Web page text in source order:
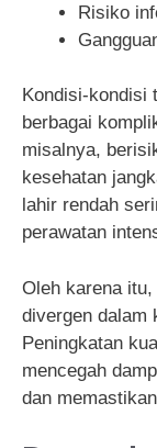
Risiko
Kondisi-kondisi
berbagai
misalnya,
kesehatan
lahir rendah
perawatan
Oleh karena
divergen dalam
Peningkatan
mencegah
dan